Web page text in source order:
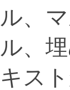
ル、
ル、
キス